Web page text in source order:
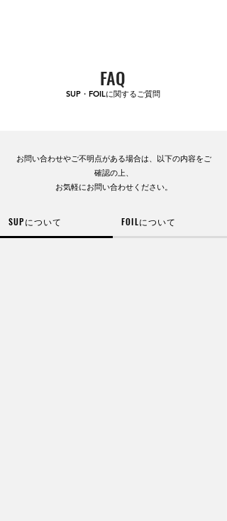
FAQ
SUP・FOILに関するご質問
お問い合わせやご不明点がある場合は、以下の内容をご
確認の上、
お気軽にお問い合わせください。
SUPについて FOILについて